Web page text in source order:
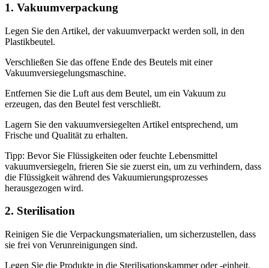
1. Vakuumverpackung
Legen Sie den Artikel, der vakuumverpackt werden soll, in den
Plastikbeutel.
Verschließen Sie das offene Ende des Beutels mit einer
Vakuumversiegelungsmaschine.
Entfernen Sie die Luft aus dem Beutel, um ein Vakuum zu
erzeugen, das den Beutel fest verschließt.
Lagern Sie den vakuumversiegelten Artikel entsprechend, um
Frische und Qualität zu erhalten.
Tipp: Bevor Sie Flüssigkeiten oder feuchte Lebensmittel
vakuumversiegeln, frieren Sie sie zuerst ein, um zu verhindern, dass
die Flüssigkeit während des Vakuumierungsprozesses
herausgezogen wird.
2. Sterilisation
Reinigen Sie die Verpackungsmaterialien, um sicherzustellen, dass
sie frei von Verunreinigungen sind.
Legen Sie die Produkte in die Sterilisationskammer oder -einheit.